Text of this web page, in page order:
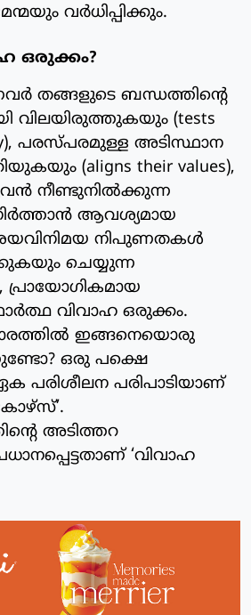
വർധിപ്പിക്കും.
ഒരുക്കം?
തങ്ങളുടെ ബന്ധത്തിന്റെ
വിലയിരുത്തുകയും (tests
പരസ്പരമുള്ള അടിസ്ഥാന
(aligns their values),
നീണ്ടുനിൽക്കുന്ന
ആവശ്യമായ
നിപുണതകൾ
ചെയ്യുന്ന
വിവാഹ ഒരുക്കം.
ഇങ്ങനെയൊരു
ഒരു പക്ഷെ
പരിപാടിയാണ്
അടിത്തറ
‘വിവാഹ